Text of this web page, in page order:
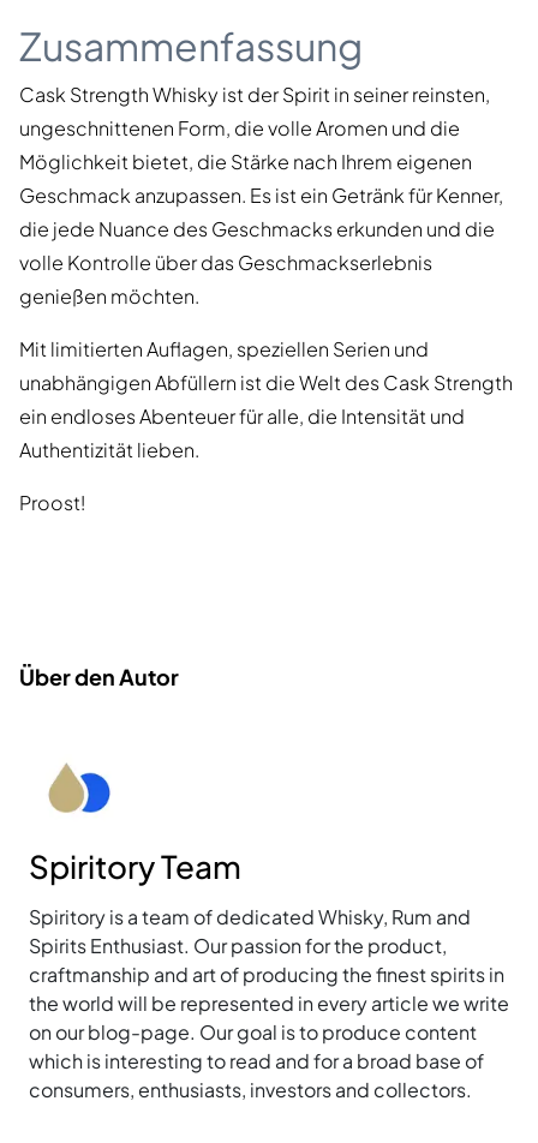
Zusammenfassung
Cask Strength Whisky ist der Spirit in seiner reinsten,
ungeschnittenen Form, die volle Aromen und die
Möglichkeit bietet, die Stärke nach Ihrem eigenen
Geschmack anzupassen. Es ist ein Getränk für Kenner,
die jede Nuance des Geschmacks erkunden und die
volle Kontrolle über das Geschmackserlebnis
genießen möchten.
Mit limitierten Auflagen, speziellen Serien und
unabhängigen Abfüllern ist die Welt des Cask Strength
ein endloses Abenteuer für alle, die Intensität und
Authentizität lieben.
Proost!
Über den Autor
Spiritory Team
Spiritory is a team of dedicated Whisky, Rum and
Spirits Enthusiast. Our passion for the product,
craftmanship and art of producing the finest spirits in
the world will be represented in every article we write
on our blog-page. Our goal is to produce content
which is interesting to read and for a broad base of
consumers, enthusiasts, investors and collectors.